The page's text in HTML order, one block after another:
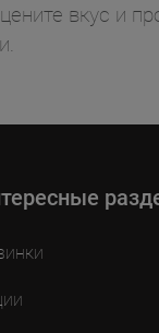
вкус и